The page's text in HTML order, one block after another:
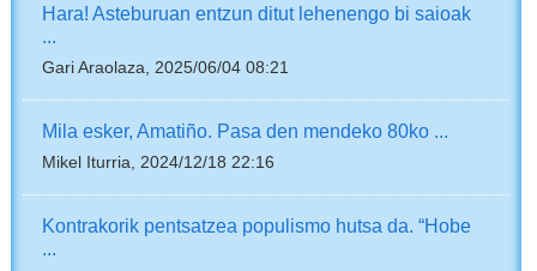
Hara! Asteburuan entzun ditut lehenengo bi saioak
...
Gari Araolaza, 2025/06/04 08:21
Mila esker, Amatiño. Pasa den mendeko 80ko ...
Mikel Iturria, 2024/12/18 22:16
Kontrakorik pentsatzea populismo hutsa da. “Hobe
...